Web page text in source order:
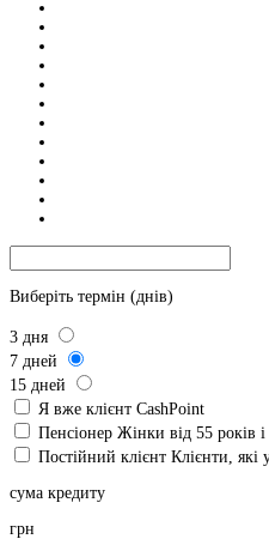
Виберіть термін (днів)
3 дня
7 дней
15 дней
Я вже клієнт CashPoint
Пенсіонер Жінки від 55 років
Постійний клієнт Клієнти, які
сума кредиту
грн